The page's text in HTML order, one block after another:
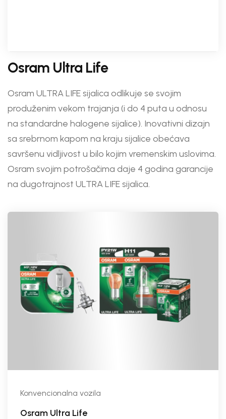
Osram Ultra Life
Osram ULTRA LIFE sijalica odlikuje se svojim
produženim vekom trajanja (i do 4 puta u odnosu
na standardne halogene sijalice). Inovativni dizajn
sa srebrnom kapom na kraju sijalice obećava
savršenu vidljivost u bilo kojim vremenskim uslovima.
Osram svojim potrošačima daje 4 godina garancije
na dugotrajnost ULTRA LIFE sijalica.
Konvencionalna vozila
Osram Ultra Life